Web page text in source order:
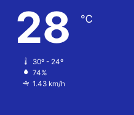
28 ℃
30º - 24º
74%
1.43 km/h